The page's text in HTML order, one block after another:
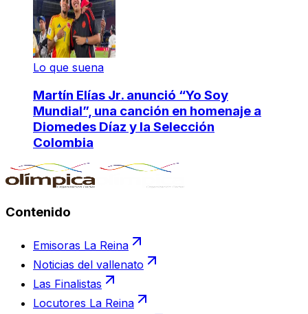
Lo que suena
Martín Elías Jr. anunció “Yo Soy
Mundial”, una canción en homenaje a
Diomedes Díaz y la Selección
Colombia
Contenido
Emisoras La Reina
Noticias del vallenato
Las Finalistas
Locutores La Reina